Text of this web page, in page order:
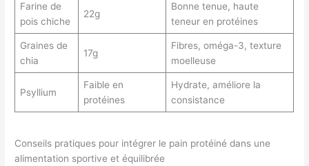
Farine de
pois chiche
22g
Bonne tenue, haute
teneur en protéines
Graines de
chia
17g
Fibres, oméga-3, texture
moelleuse
Psyllium
Faible en
protéines
Hydrate, améliore la
consistance
Conseils pratiques pour intégrer le pain protéiné dans une
alimentation sportive et équilibrée